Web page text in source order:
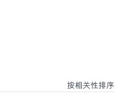
按相关性排序